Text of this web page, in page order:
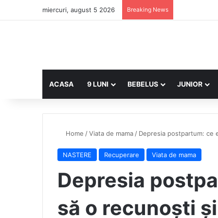
miercuri, august 5 2026 Breaking News
ACASA 9 LUNI BEBELUS JUNIOR
Home /Viata de mama / Depresia postpartum: ce
NASTERE Recuperare Viata de mama
Depresia
să o recunoști